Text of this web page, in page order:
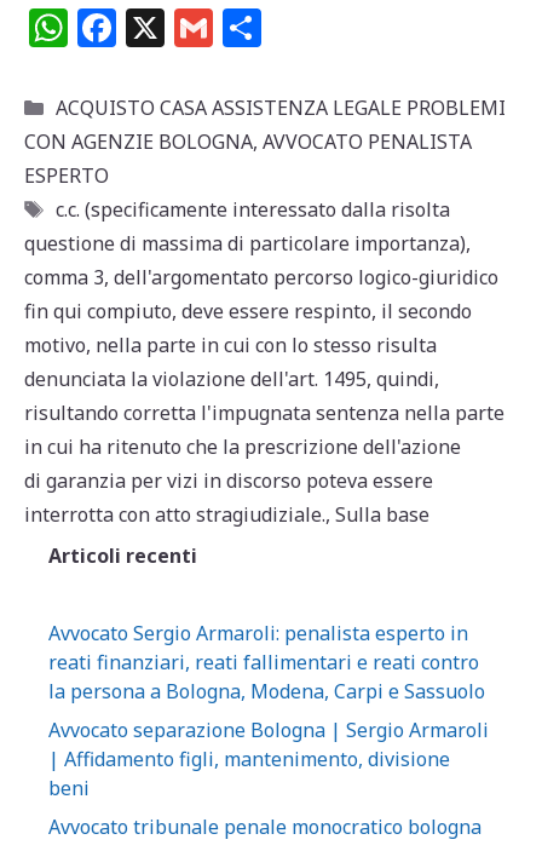
W
at
s
A
p
p
F
c
e
o
o
k
X G
ai
l
n
di
di
Categorie
ACQUISTO CASA ASSISTENZA LEGALE PROBLEMI
CON AGENZIE BOLOGNA, AVVOCATO PENALISTA
ESPERTO
Tag
c.c. (specificamente interessato dalla risolta
questione di massima di particolare importanza),
comma 3, dell'argomentato percorso logico-giuridico
fin qui compiuto, deve essere respinto, il secondo
motivo, nella parte in cui con lo stesso risulta
denunciata la violazione dell'art. 1495, quindi,
risultando corretta l'impugnata sentenza nella parte
in cui ha ritenuto che la prescrizione dell'azione
di garanzia per vizi in discorso poteva essere
interrotta con atto stragiudiziale., Sulla base
Articoli recenti
Avvocato Sergio Armaroli: penalista esperto in
reati finanziari, reati fallimentari e reati contro
la persona a Bologna, Modena, Carpi e Sassuolo
Avvocato separazione Bologna | Sergio Armaroli
| Affidamento figli, mantenimento, divisione
beni
Avvocato tribunale penale monocratico bologna